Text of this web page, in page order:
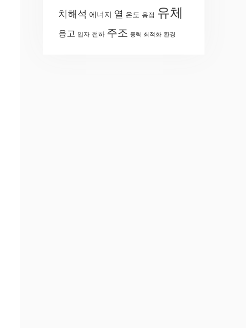
치해석 에너지 열 온도 용접 유체
응고 입자 전하 주조 중력 최적화 환경